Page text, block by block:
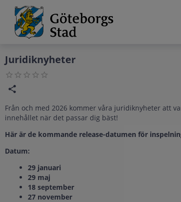
Grade
Portal
Juridiknyheter
Från och med 2026 kommer våra juridiknyheter att
innehållet när det passar dig bäst!
Här är de kommande release-datumen för
Datum:
29 januari
29 maj
18 september
27 november